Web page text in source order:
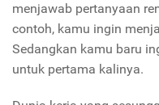
menjawab pertanyaan
contoh, kamu ingin
Sedangkan kamu baru
untuk pertama kalinya.